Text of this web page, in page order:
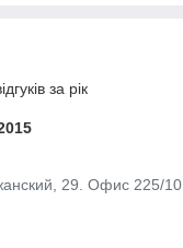
за рік
29. Офис 225/10,